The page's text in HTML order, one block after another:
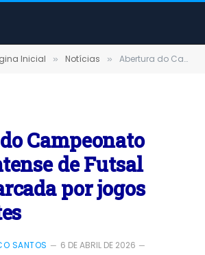
Inicial » Notícias » Abertura do Campeonato Terra-santense de Futsal 2026 é marcada por jogos eletrizantes
Campeonato
de Futsal
por jogos
SANTOS
6 DE ABRIL DE 2026